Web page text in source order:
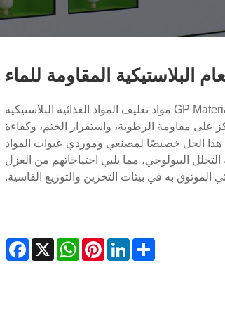
البلاستيكية المقاومة للماء
تنتج GP Materials Technologies مواد تغليف المواد الغذائية البلاستيكية
على مقاومة الرطوبة، واستقرار الختم، وكفاءة
هذا الحل خصيصًا لمصنعي وموردي عبوات المواد
التحلل البيولوجي، مما يلبي احتياجاتهم من العزل
الموثوق به في بيئات التخزين والتوزيع القاسية.
X
WhatsAppPinterestLinkedInShare